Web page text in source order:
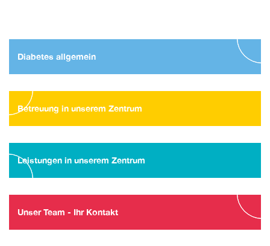
Diabetes allgemein
Betreuung in unserem Zentrum
Leistungen in unserem Zentrum
Unser Team - Ihr Kontakt